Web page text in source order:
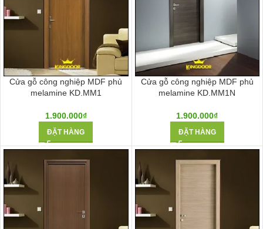
Cửa gỗ công nghiệp MDF phủ
melamine KD.MM1
1.900.000₫
ĐẶT HÀNG
Cửa gỗ công nghiệp MDF phủ
melamine KD.MM1N
1.900.000₫
ĐẶT HÀNG